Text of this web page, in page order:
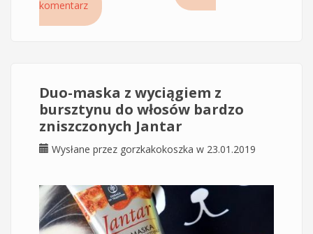
który przeszedł moje najśmielsze oczekiwania
komentarz
Duo-maska z wyciągiem z
bursztynu do włosów bardzo
zniszczonych Jantar
Wysłane przez gorzkakokoszka w 23.01.2019